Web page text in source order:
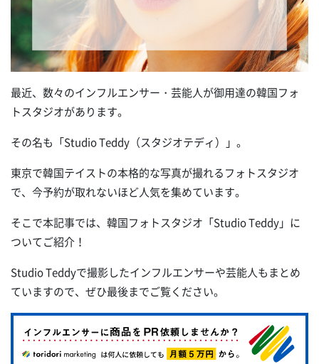
最近、数々のインフルエンサー・芸能人が御用達の韓国フォ
トスタジオがあります。
その名も「Studio Teddy（スタジオテディ）」。
東京で韓国テイストの本格的な写真が撮れるフォトスタジオ
で、今予約が取れないほど人気を集めています。
そこで本記事では、韓国フォトスタジオ「Studio Teddy」に
ついてご紹介！
Studio Teddyで撮影したインフルエンサーや芸能人もまとめ
ていますので、ぜひ最後までご覧ください。